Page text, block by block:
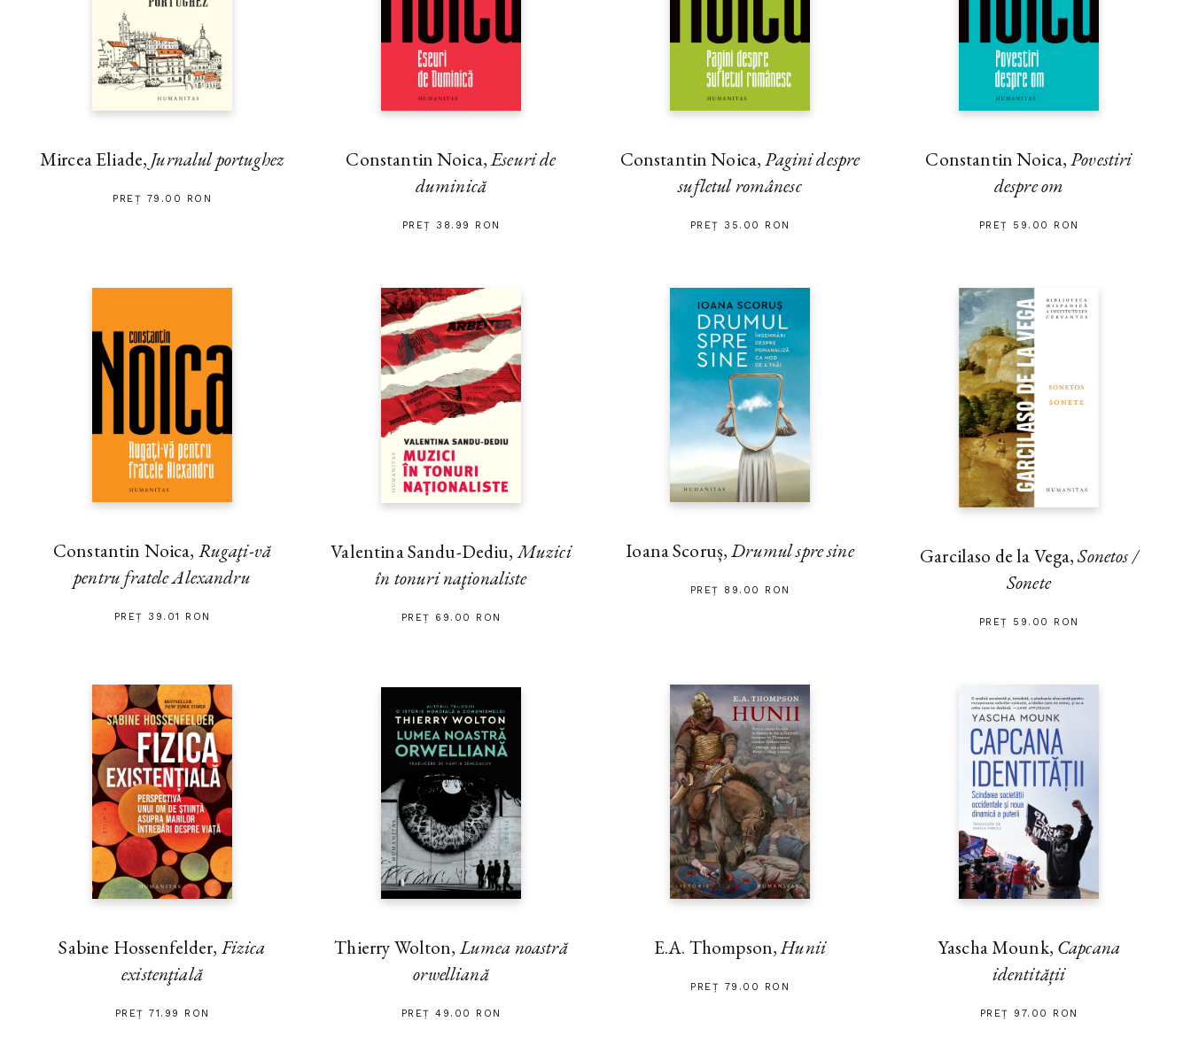
Mircea Eliade, Jurnalul portughez
PREȚ 79.00 RON
Constantin Noica,Eseuri de
duminică
PREȚ 38.99 RON
Constantin Noica,Pagini despre
sufletul românesc
PREȚ 35.00 RON
Constantin Noica,Povestiri
despre om
PREȚ 59.00 RON
Constantin Noica, Rugaţi-vă
pentru fratele Alexandru
PREȚ 39.01 RON
Valentina Sandu-Dediu,Muzici
în tonuri naţionaliste
PREȚ 69.00 RON
Ioana Scoruș,Drumul spre sine
PREȚ 89.00 RON
Garcilaso de la Vega,Sonetos /
Sonete
PREȚ 59.00 RON
Sabine Hossenfelder, Fizica
existenţială
PREȚ 71.99 RON
Thierry Wolton,Lumea noastră
orwelliană
PREȚ 49.00 RON
E.A. Thompson,Hunii
PREȚ 79.00 RON
Yascha Mounk, Capcana
identității
PREȚ 97.00 RON